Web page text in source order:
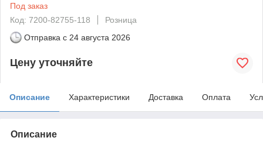
Под заказ
Код: 7200-82755-118
Розница
Отправка с 24 августа 2026
Цену уточняйте
Описание Характеристики Доставка Оплата
Описание